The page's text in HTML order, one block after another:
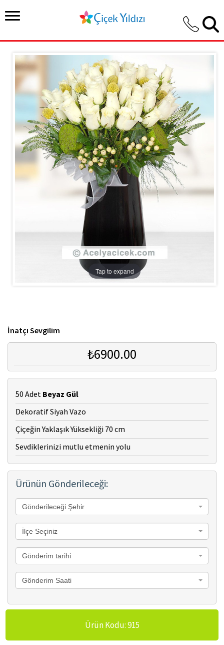
Tap to expand
İnatçı Sevgilim
₺6900.00
50 Adet Beyaz Gül
Dekoratif Siyah Vazo
Çiçeğin Yaklaşık Yüksekliği 70 cm
Sevdiklerinizi mutlu etmenin yolu
Ürünün Gönderileceği:
Gönderileceği Şehir
İlçe Seçiniz
Gönderim tarihi
Gönderim Saati
Ürün Kodu: 915